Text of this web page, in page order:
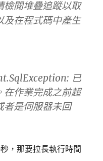
檢閱堆疊追蹤以取
及在程式碼中產生
已
在作業完成之前超
者是伺服器未回
，那要拉長執行時間